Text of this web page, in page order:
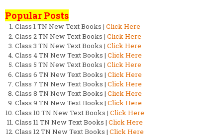
Popular Posts
Class 1 TN New Text Books | Click Here
Class 2 TN New Text Books | Click Here
Class 3 TN New Text Books | Click Here
Class 4 TN New Text Books | Click Here
Class 5 TN New Text Books | Click Here
Class 6 TN New Text Books | Click Here
Class 7 TN New Text Books | Click Here
Class 8 TN New Text Books | Click Here
Class 9 TN New Text Books | Click Here
Class 10 TN New Text Books | Click Here
Class 11 TN New Text Books | Click Here
Class 12 TN New Text Books | Click Here